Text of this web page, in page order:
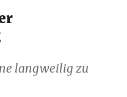
langweilig zu